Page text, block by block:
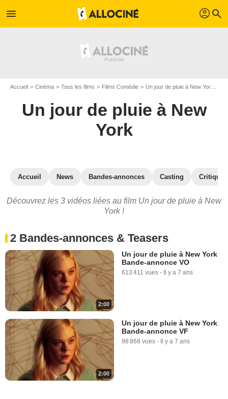
menu profil search
Accueil Cinéma Tous les films Films Comédie Un jour de pluie à New York
Un jour de pluie à New
York
Accueil News Bandes-annonces Casting
Découvrez les 3 vidéos liées au film Un jour de pluie à New
York !
2 Bandes-annonces & Teasers
2:00
Un jour de pluie à New York
Bande-annonce VO
613 411 vues - Il y a 7 ans
2:00
Un jour de pluie à New York
Bande-annonce VF
98 868 vues - Il y a 7 ans